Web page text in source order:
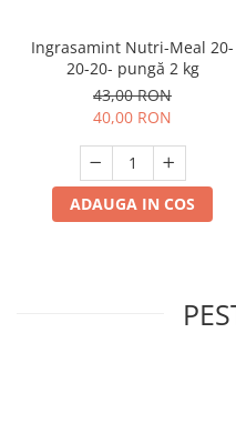
Ingrasamint Nutri-Meal 20-
20-20- pungă 2 kg
43,00 RON
40,00 RON
ADAUGA IN COS